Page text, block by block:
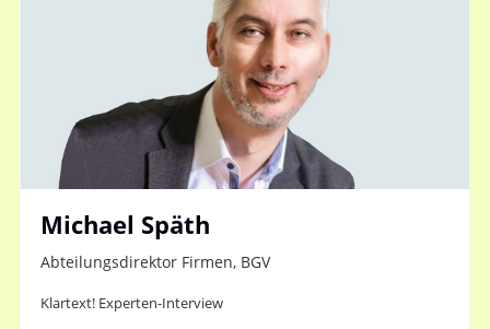
Michael Späth
Abteilungsdirektor Firmen, BGV
Klartext! Experten-Interview